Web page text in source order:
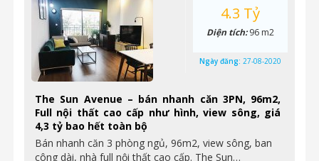
The Sun Avenue – bán nhanh căn 3PN, 96m2,
Full nội thất cao cấp như hình, view sông, giá
4,3 tỷ bao hết toàn bộ
Bán nhanh căn 3 phòng ngủ, 96m2, view sông, ban
công dài, nhà full nội thất cao cấp. The Sun…
4.3 Tỷ
Diện tích:96 m2
Ngày đăng: 27-08-2020